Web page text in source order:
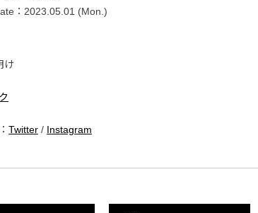
：2023.05.01 (Mon.)
け
Twitter / Instagram